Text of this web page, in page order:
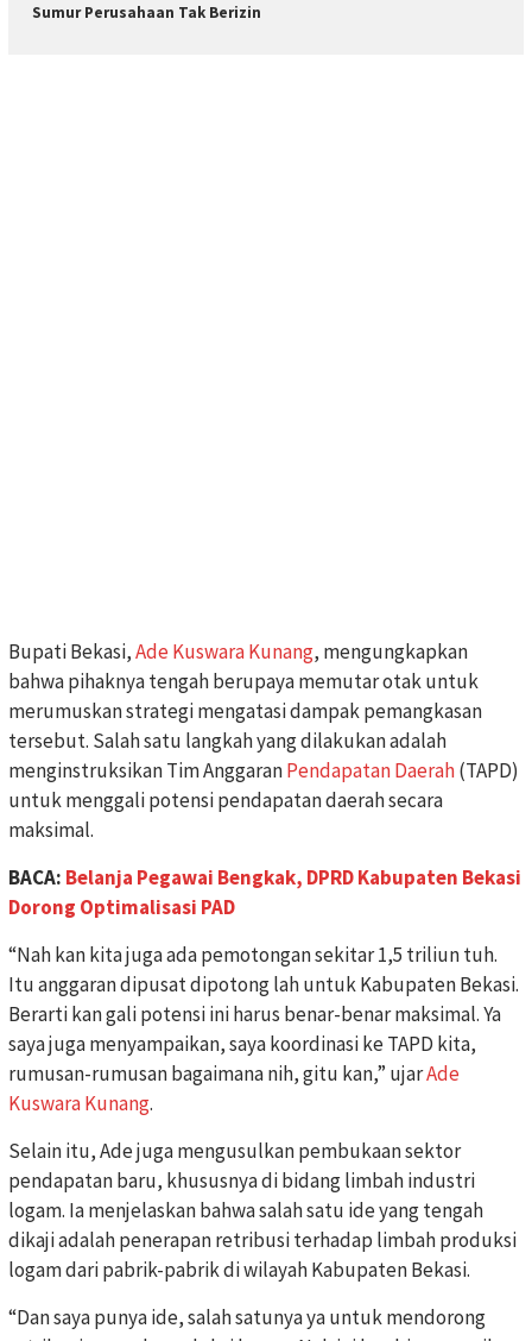
Sumur Perusahaan Tak Berizin
Bupati Bekasi,Ade Kuswara Kunang, mengungkapkan
bahwa pihaknya tengah berupaya memutar otak untuk
merumuskan strategi mengatasi dampak pemangkasan
tersebut. Salah satu langkah yang dilakukan adalah
menginstruksikan Tim AnggaranPendapatan Daerah(TAPD)
untuk menggali potensi pendapatan daerah secara
maksimal.
BACA: Belanja Pegawai Bengkak, DPRD Kabupaten Bekasi
Dorong Optimalisasi PAD
“Nah kan kita juga ada pemotongan sekitar 1,5 triliun tuh.
Itu anggaran dipusat dipotong lah untuk Kabupaten Bekasi.
Berarti kan gali potensi ini harus benar-benar maksimal. Ya
saya juga menyampaikan, saya koordinasi ke TAPD kita,
rumusan-rumusan bagaimana nih, gitu kan,” ujarAde
Kuswara Kunang.
Selain itu, Ade juga mengusulkan pembukaan sektor
pendapatan baru, khususnya di bidang limbah industri
logam. Ia menjelaskan bahwa salah satu ide yang tengah
dikaji adalah penerapan retribusi terhadap limbah produksi
logam dari pabrik-pabrik di wilayah Kabupaten Bekasi.
“Dan saya punya ide, salah satunya ya untuk mendorong